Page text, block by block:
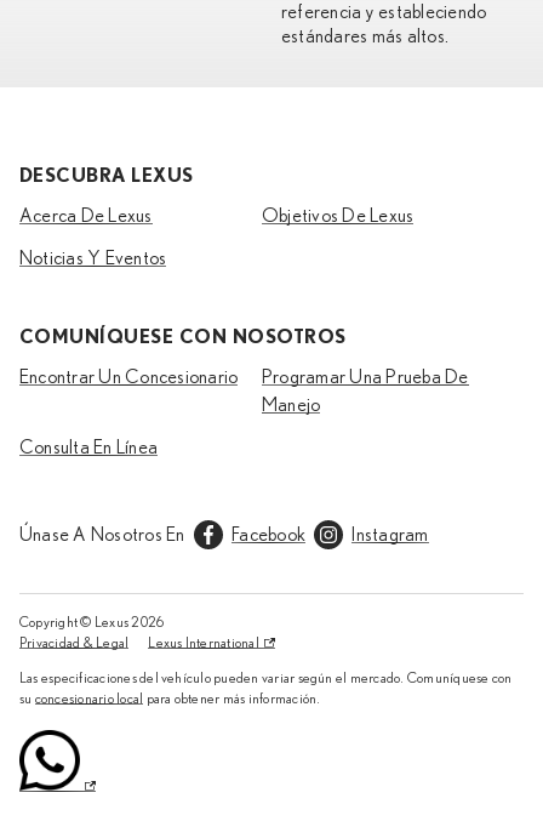
referencia y estableciendo
estándares más altos.
DESCUBRA LEXUS
Acerca De Lexus Objetivos De Lexus
Noticias Y Eventos
COMUNÍQUESE CON NOSOTROS
Encontrar Un Concesionario
Programar Una Prueba De
Manejo
Consulta En Línea
Únase A Nosotros En Facebook Instagram
Copyright © Lexus2026
Privacidad & Legal
Lexus International
Las especificaciones del vehículo pueden variar según el mercado. Comuníquese con
su concesionario local para obtener más información.